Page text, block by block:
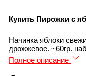
Купить Пирожки с
Начинка яблоки
дрожжевое. ~60гр.
Полное описание